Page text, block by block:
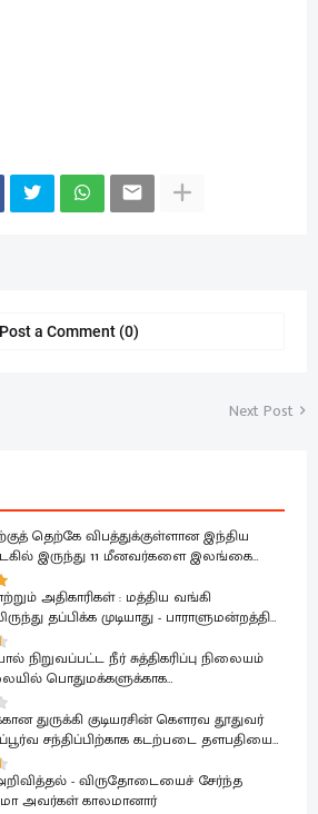
Post a Comment (0)
Next Post
தெற்கே விபத்துக்குள்ளான இந்திய
இருந்து 11 மீனவர்களை இலங்கை
மீட்டது
அதிகாரிகள் : மத்திய வங்கி
தப்பிக்க முடியாது - பாராளுமன்றத்தில்
ஆவேசம்
நிறுவப்பட்ட நீர் சுத்திகரிப்பு நிலையம்
பொதுமக்களுக்காக
துருக்கி குடியரசின் கௌரவ தூதுவர்
சந்திப்பிற்காக கடற்படை தளபதியை
- விருதோடையைச் சேர்ந்த
அவர்கள் காலமானார்